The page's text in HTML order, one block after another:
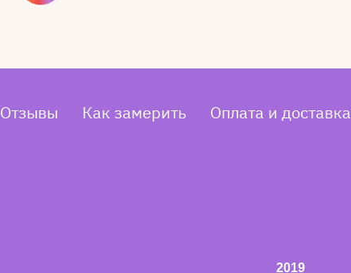
Отзывы Как замерить
Оплата и доставка